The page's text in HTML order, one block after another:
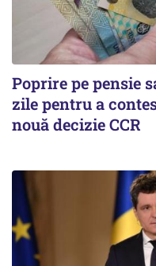
Poprire pe pensie
zile pentru a
nouă decizie CCR